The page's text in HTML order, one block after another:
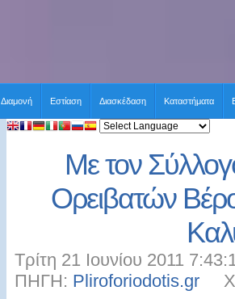
Διαμονή Εστίαση Διασκέδαση Καταστήματα
Με τον
Ορειβατών
Τρίτη 21 Ιουνίου 2011
ΠΗΓΗ: Pliroforiodotis.gr